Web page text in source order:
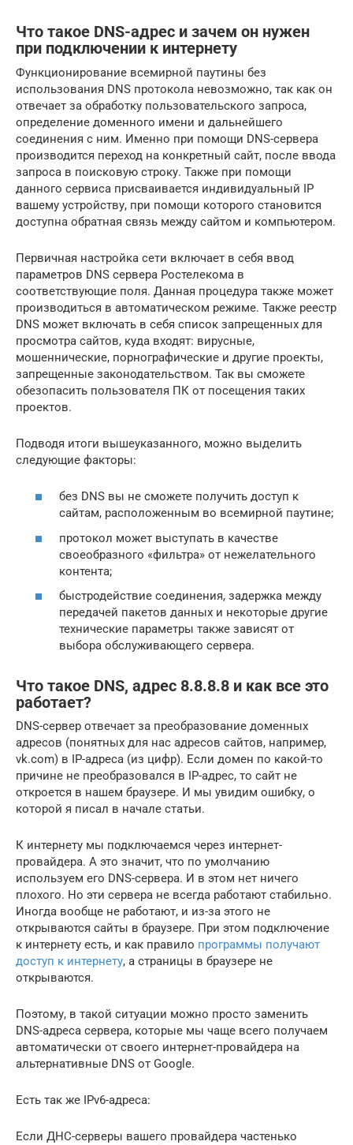
Что такое DNS-адрес и зачем он нужен
при подключении к интернету
Функционирование всемирной паутины без
использования DNS протокола невозможно, так как он
отвечает за обработку пользовательского запроса,
определение доменного имени и дальнейшего
соединения с ним. Именно при помощи DNS-сервера
производится переход на конкретный сайт, после ввода
запроса в поисковую строку. Также при помощи
данного сервиса присваивается индивидуальный IP
вашему устройству, при помощи которого становится
доступна обратная связь между сайтом и компьютером.
Первичная настройка сети включает в себя ввод
параметров DNS сервера Ростелекома в
соответствующие поля. Данная процедура также может
производиться в автоматическом режиме. Также реестр
DNS может включать в себя список запрещенных для
просмотра сайтов, куда входят: вирусные,
мошеннические, порнографические и другие проекты,
запрещенные законодательством. Так вы сможете
обезопасить пользователя ПК от посещения таких
проектов.
Подводя итоги вышеуказанного, можно выделить
следующие факторы:
без DNS вы не сможете получить доступ к
сайтам, расположенным во всемирной паутине;
протокол может выступать в качестве
своеобразного «фильтра» от нежелательного
контента;
быстродействие соединения, задержка между
передачей пакетов данных и некоторые другие
технические параметры также зависят от
выбора обслуживающего сервера.
Что такое DNS, адрес 8.8.8.8 и как все это
работает?
DNS-сервер отвечает за преобразование доменных
адресов (понятных для нас адресов сайтов, например,
vk.com) в IP-адреса (из цифр). Если домен по какой-то
причине не преобразовался в IP-адрес, то сайт не
откроется в нашем браузере. И мы увидим ошибку, о
которой я писал в начале статьи.
К интернету мы подключаемся через интернет-
провайдера. А это значит, что по умолчанию
используем его DNS-сервера. И в этом нет ничего
плохого. Но эти сервера не всегда работают стабильно.
Иногда вообще не работают, и из-за этого не
открываются сайты в браузере. При этом подключение
к интернету есть, и как правило программы получают
доступ к интернету, а страницы в браузере не
открываются.
Поэтому, в такой ситуации можно просто заменить
DNS-адреса сервера, которые мы чаще всего получаем
автоматически от своего интернет-провайдера на
альтернативные DNS от Google.
Есть так же IPv6-адреса:
Если ДНС-серверы вашего провайдера частенько